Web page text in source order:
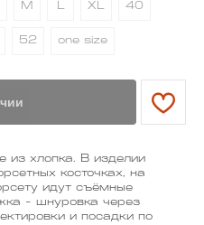
M L XL 40
52 one size
из хлопка. В изделии
косточках, на
идут съёмные
- шнуровка через
и посадки по